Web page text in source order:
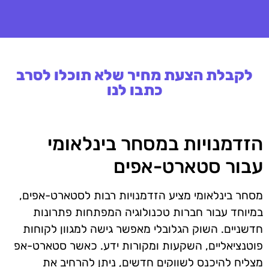
לקבלת הצעת מחיר שלא תוכלו לסרב
כתבו לנו
הזדמנויות במסחר בינלאומי
עבור סטארט-אפים
מסחר בינלאומי מציע הזדמנויות רבות לסטארט-אפים,
במיוחד עבור חברות טכנולוגיה המפתחות פתרונות
חדשניים. השוק הגלובלי מאפשר גישה למגוון לקוחות
פוטנציאליים, השקעות ומקורות ידע. כאשר סטארט-אפ
מצליח להיכנס לשווקים חדשים, ניתן להרחיב את